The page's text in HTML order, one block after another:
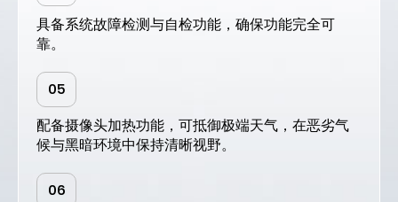
具备系统故障检测与自检功能，确保功能完全可
靠。
05
配备摄像头加热功能，可抵御极端天气，在恶劣气
候与黑暗环境中保持清晰视野。
06